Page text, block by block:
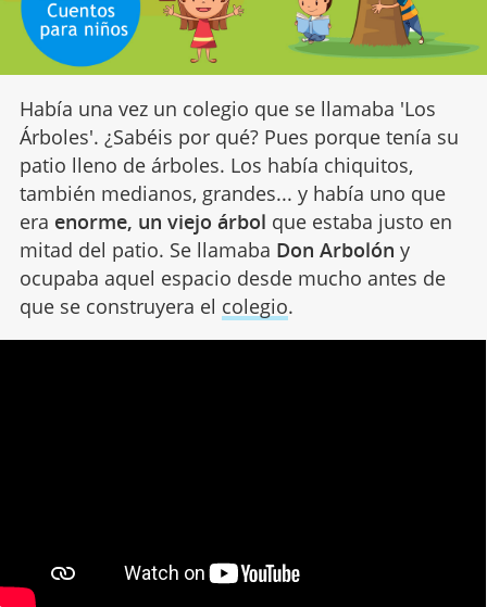
Había una vez un colegio que se llamaba 'Los
Árboles'. ¿Sabéis por qué? Pues porque tenía su
patio lleno de árboles. Los había chiquitos,
también medianos, grandes... y había uno que
era enorme, un viejo árbol que estaba justo en
mitad del patio. Se llamaba Don Arbolón y
ocupaba aquel espacio desde mucho antes de
que se construyera el colegio.